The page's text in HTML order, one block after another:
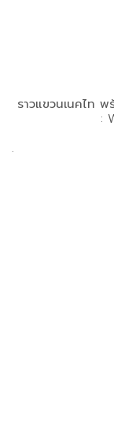
ราวแขวนเนคไท
:
.